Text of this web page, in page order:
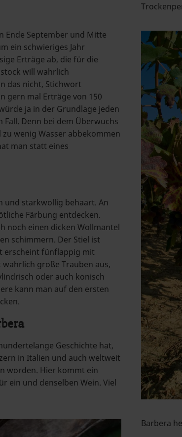
Ende September und Mitte
ein schwieriges Jahr
Erträge ab, die für die
will wahrlich
das nicht, Stichwort
gern mal Erträge von 150
ja in der Grundlage jeden
Denn bei dem Überwuchs
wenig Wasser abbekommen
man statt eines
und starkwollig behaart. An
Färbung entdecken.
noch einen dicken Wollmantel
schimmern. Der Stiel ist
erscheint fünflappig mit
große Trauben aus,
oder auch konisch
kann man auf den ersten
Geschichte hat,
in Italien und auch weltweit
worden. Hier kommt ein
ein und denselben Wein. Viel
Barbera